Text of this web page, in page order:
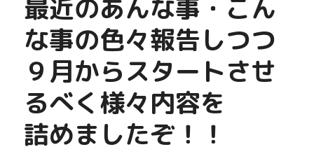
最近のあんな事・こん
な事の色々報告しつつ
９月からスタートさせ
るべく様々内容を
詰めましたぞ！！